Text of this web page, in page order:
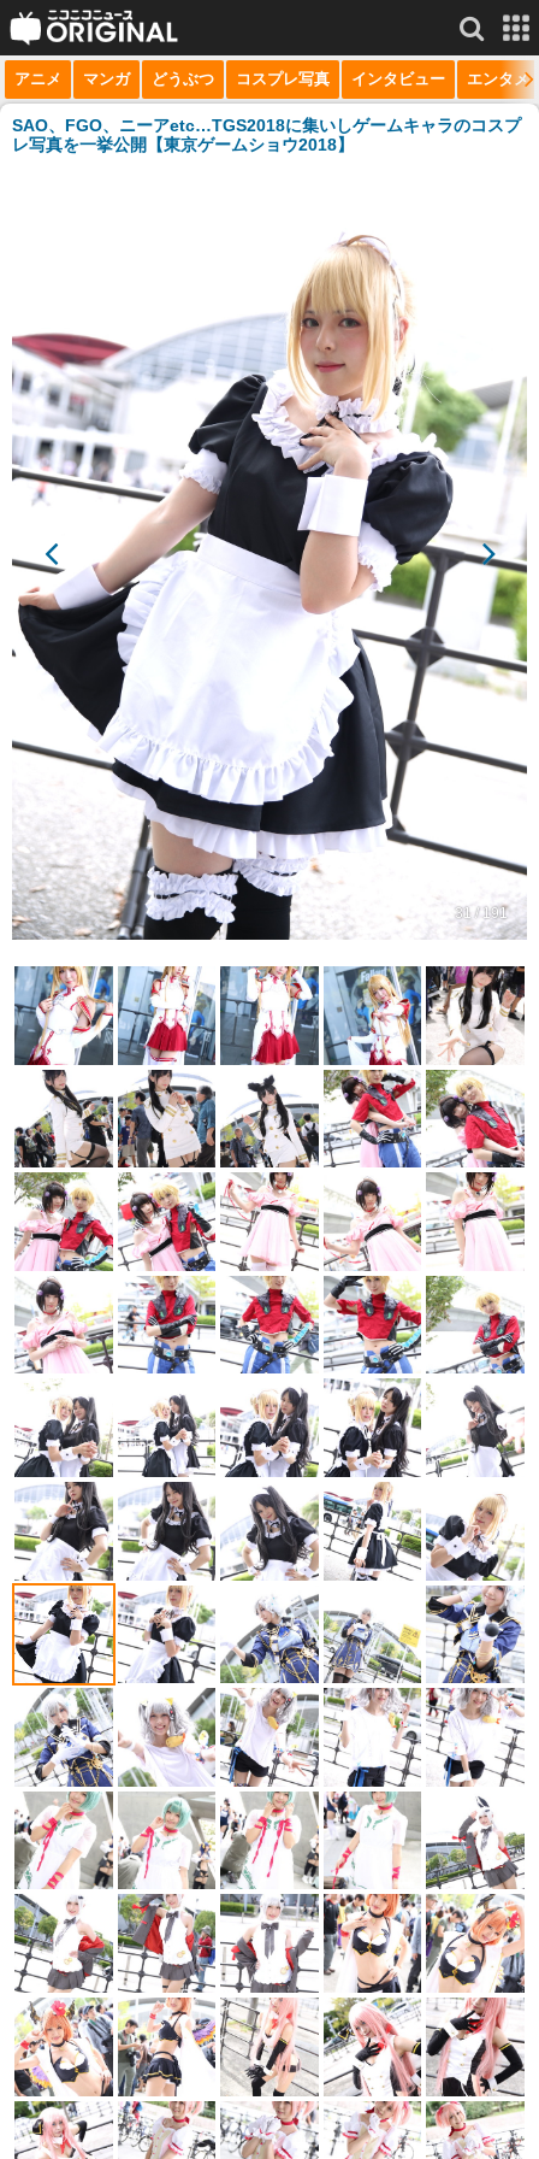
サービス一覧 もっと見る
niconico
マンガ
ニコニコQ
アニメ マンガ どうぶつ コスプレ写真 インタビュー エンタメ
SAO、FGO、ニーアetc…TGS2018に集いしゲームキャラのコスプ
レ写真を一挙公開【東京ゲームショウ2018】
31 / 191